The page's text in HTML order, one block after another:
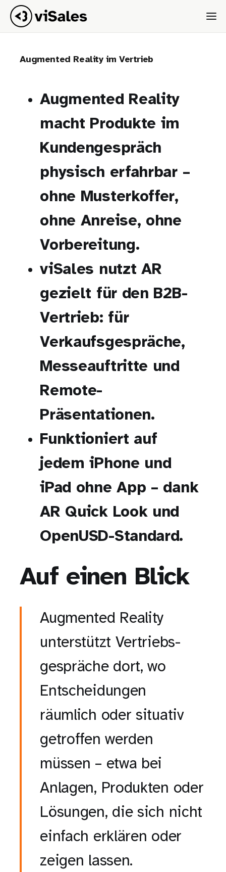
Augmented Reality im Vertrieb
Augmented Reality
macht Produkte im
Kundengespräch
physisch erfahrbar –
ohne Musterkoffer,
ohne Anreise, ohne
Vorbereitung.
viSales nutzt AR
gezielt für den B2B-
Vertrieb: für
Verkaufsgespräche,
Messeauftritte und
Remote-
Präsentationen.
Funktioniert auf
jedem iPhone und
iPad ohne App – dank
AR Quick Look und
OpenUSD-Standard.
Auf einen Blick
Augmented Reality
unterstützt Vertriebs­
gespräche dort, wo
Entscheidungen
räumlich oder situativ
getroffen werden
müssen – etwa bei
Anlagen, Produkten oder
Lösungen, die sich nicht
einfach erklären oder
zeigen lassen.